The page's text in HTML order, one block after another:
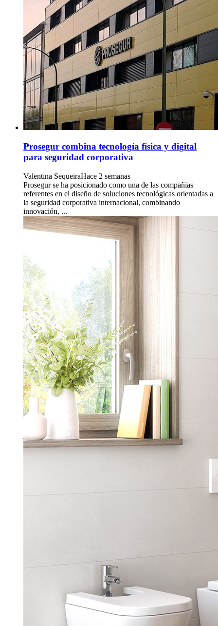
Prosegur combina tecnología física y digital
para seguridad corporativa
Valentina SequeiraHace 2 semanas
Prosegur se ha posicionado como una de las compañías
referentes en el diseño de soluciones tecnológicas orientadas a
la seguridad corporativa internacional, combinando
innovación, ...